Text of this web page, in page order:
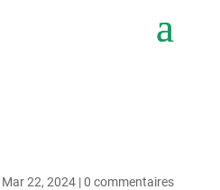
Mar 22, 2024|0 commentaires